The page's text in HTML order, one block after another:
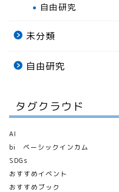
自由研究
未分類
自由研究
タグクラウド
AI
bi ベーシックインカム
SDGs
おすすめイベント
おすすめブック